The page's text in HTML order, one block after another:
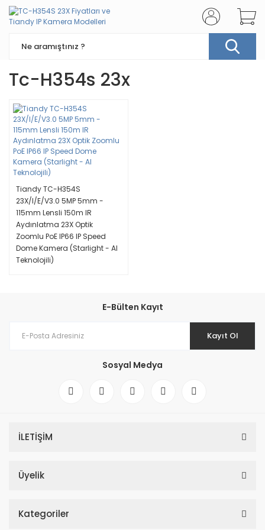
Tc-H354s 23x
Tiandy TC-H354S
23X/I/E/V3.0 5MP 5mm -
115mm Lensli 150m IR
Aydınlatma 23X Optik
Zoomlu PoE IP66 IP Speed
Dome Kamera (Starlight - AI
Teknolojili)
E-Bülten Kayıt
Kayıt Ol
Sosyal Medya
İLETİŞİM
Üyelik
Kategoriler